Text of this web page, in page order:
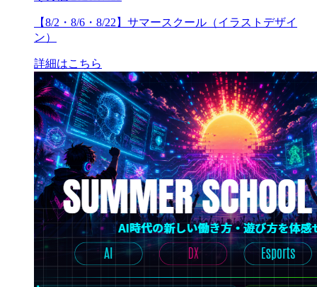
【8/2・8/6・8/22】サマースクール（イラストデザイ
ン）
詳細はこちら